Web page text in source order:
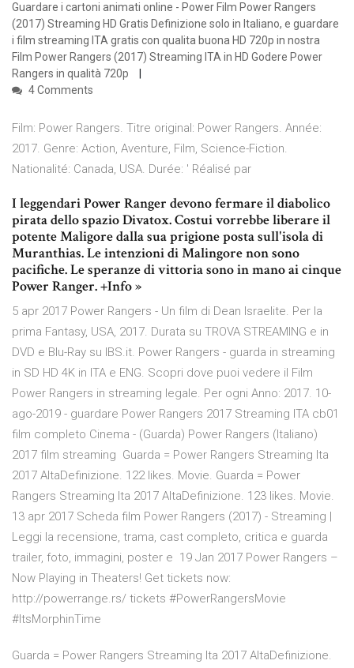
Guardare i cartoni animati online - Power Film Power Rangers
(2017) Streaming HD Gratis Definizione solo in Italiano, e guardare
i film streaming ITA gratis con qualita buona HD 720p in nostra
Film Power Rangers (2017) Streaming ITA in HD Godere Power
Rangers in qualità 720p
4 Comments
Film: Power Rangers. Titre original: Power Rangers. Année:
2017. Genre: Action, Aventure, Film, Science-Fiction.
Nationalité: Canada, USA. Durée: ' Réalisé par
I leggendari Power Ranger devono fermare il diabolico
pirata dello spazio Divatox. Costui vorrebbe liberare il
potente Maligore dalla sua prigione posta sull'isola di
Muranthias. Le intenzioni di Malingore non sono
pacifiche. Le speranze di vittoria sono in mano ai cinque
Power Ranger. +Info »
5 apr 2017 Power Rangers - Un film di Dean Israelite. Per la
prima Fantasy, USA, 2017. Durata su TROVA STREAMING e in
DVD e Blu-Ray su IBS.it. Power Rangers - guarda in streaming
in SD HD 4K in ITA e ENG. Scopri dove puoi vedere il Film
Power Rangers in streaming legale. Per ogni Anno: 2017. 10-
ago-2019 - guardare Power Rangers 2017 Streaming ITA cb01
film completo Cinema - (Guarda) Power Rangers (Italiano)
2017 film streaming Guarda = Power Rangers Streaming Ita
2017 AltaDefinizione. 122 likes. Movie. Guarda = Power
Rangers Streaming Ita 2017 AltaDefinizione. 123 likes. Movie.
13 apr 2017 Scheda film Power Rangers (2017) - Streaming |
Leggi la recensione, trama, cast completo, critica e guarda
trailer, foto, immagini, poster e 19 Jan 2017 Power Rangers –
Now Playing in Theaters! Get tickets now:
http://powerrange.rs/ tickets #PowerRangersMovie
#ItsMorphinTime
Guarda = Power Rangers Streaming Ita 2017 AltaDefinizione.